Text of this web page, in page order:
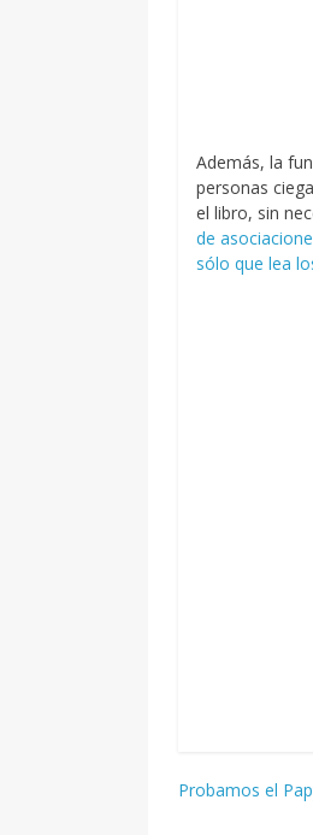
Además, la
personas
el libro, sin
de
sólo que lea
Probamos el